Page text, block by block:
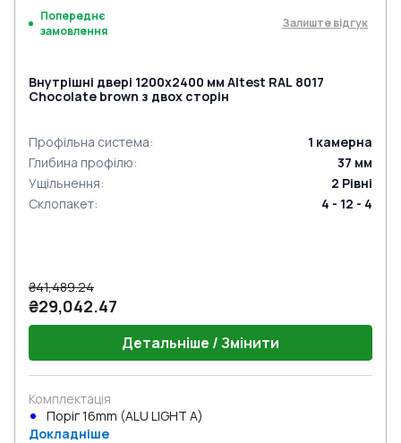
Попереднє
замовлення
Залиште відгук
Внутрішні двері 1200x2400 мм Altest RAL 8017
Chocolate brown з двох сторін
Профільна система: 1 камерна
Глибина профілю: 37 мм
Ущільнення: 2 Рівні
Склопакет: 4 - 12 - 4
₴41,489.24
₴29,042.47
Детальніше / Змінити
Комплектація
Поріг 16mm (ALU LIGHT A)
Докладніше